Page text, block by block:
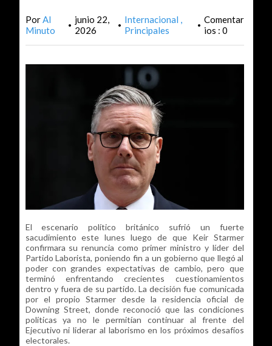
PorAl
Minuto
• junio 22,
2026
• Internacional
Principales
• Comentar
ios : 0
El escenario político británico sufrió un fuerte
sacudimiento este lunes luego de que Keir Starmer
confirmara su renuncia como primer ministro y líder del
Partido Laborista, poniendo fin a un gobierno que llegó al
poder con grandes expectativas de cambio, pero que
terminó enfrentando crecientes cuestionamientos
dentro y fuera de su partido. La decisión fue comunicada
por el propio Starmer desde la residencia oficial de
Downing Street, donde reconoció que las condiciones
políticas ya no le permitían continuar al frente del
Ejecutivo ni liderar al laborismo en los próximos desafíos
electorales.